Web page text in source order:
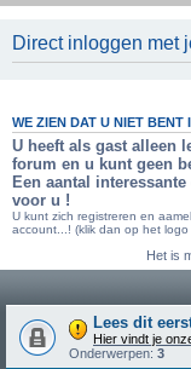
Direct inloggen met
WE ZIEN DAT U NIET
U heeft als gast alleen
forum en u kunt geen
Een aantal
voor u !
U kunt zich registreren en
account...! (klik dan op het logo
Het is
Lees dit
Hier vindt je
Onderwerpen: 3